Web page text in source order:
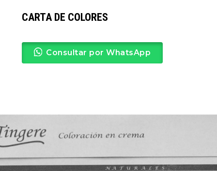
CARTA DE COLORES
Consultar por WhatsApp